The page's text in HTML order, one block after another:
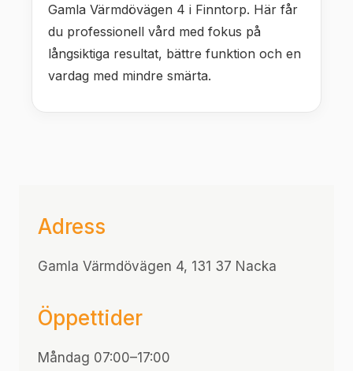
Gamla Värmdövägen 4 i Finntorp. Här får
du professionell vård med fokus på
långsiktiga resultat, bättre funktion och en
vardag med mindre smärta.
Adress
Gamla Värmdövägen 4, 131 37 Nacka
Öppettider
Måndag 07:00–17:00